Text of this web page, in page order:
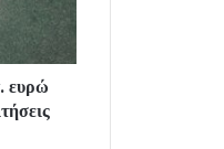
ευρώ